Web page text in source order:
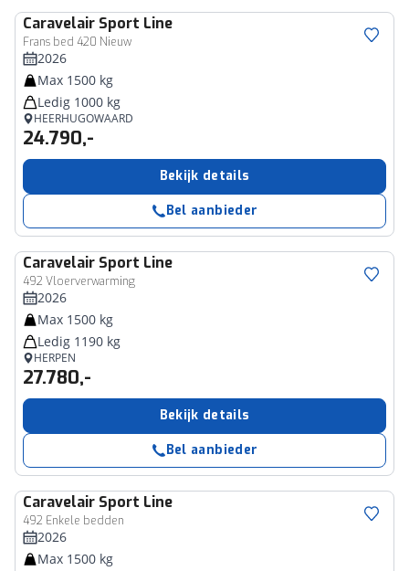
Caravelair Sport Line
Frans bed 420 Nieuw
2026
Max 1500 kg
Ledig 1000 kg
HEERHUGOWAARD
24.790,-
Bekijk details
Bel aanbieder
Caravelair Sport Line
492 Vloerverwarming
2026
Max 1500 kg
Ledig 1190 kg
HERPEN
27.780,-
Bekijk details
Bel aanbieder
Caravelair Sport Line
492 Enkele bedden
2026
Max 1500 kg